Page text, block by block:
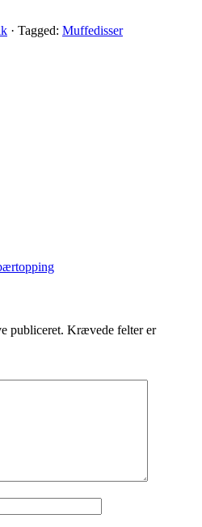
· Tagged: Muffedisser
publiceret. Krævede felter er